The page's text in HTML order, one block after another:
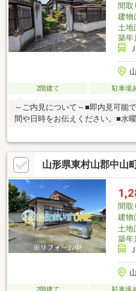
間取
建物
土地
築年
2階建て 駐車場
～ご内見について～■即内見可能
間や日時をお伝えください。■水
信用金庫・ネットバンクなど豊富
ます■個人事業主様・小規模会社
い。■他社でローンを断られてし
い。なぜ、審査が否決でどうした
山形県東村山郡中山
間取
建物
土地
築年